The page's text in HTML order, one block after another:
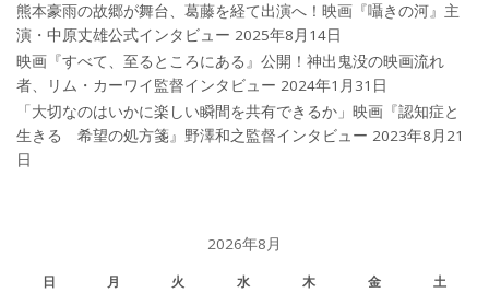
熊本豪雨の故郷が舞台、葛藤を経て出演へ！映画『囁きの河』主
演・中原丈雄公式インタビュー 2025年8月14日
映画『すべて、至るところにある』公開！神出鬼没の映画流れ
者、リム・カーワイ監督インタビュー 2024年1月31日
「大切なのはいかに楽しい瞬間を共有できるか」映画『認知症と
生きる 希望の処方箋』野澤和之監督インタビュー 2023年8月21
日
2026年8月
日 月 火 水 木 金
土